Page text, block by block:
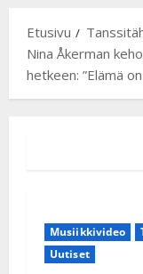
Etusivu
Nina Åkerman
hetkeen: ”Elämä
Musiikkivideo
Uutiset